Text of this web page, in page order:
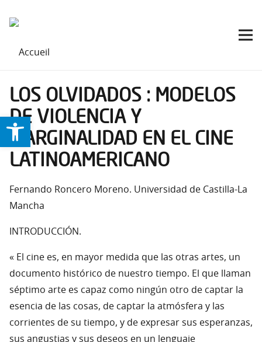
Ouvrir la barre d’outils
LOS OLVIDADOS : MODELOS
DE VIOLENCIA Y
MARGINALIDAD EN EL CINE
LATINOAMERICANO
Fernando Roncero Moreno. Universidad de Castilla-La
Mancha
INTRODUCCIÓN.
« El cine es, en mayor medida que las otras artes, un
documento histórico de nuestro tiempo. El que llaman
séptimo arte es capaz como ningún otro de captar la
esencia de las cosas, de captar la atmósfera y las
corrientes de su tiempo, y de expresar sus esperanzas,
sus angustias y sus deseos en un lenguaje